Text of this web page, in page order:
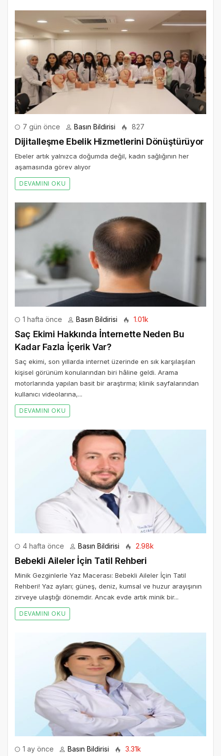
7 gün önce Basın Bildirisi 827
Dijitalleşme Ebelik Hizmetlerini Dönüştürüyor
Ebeler artık yalnızca doğumda değil, kadın sağlığının her
aşamasında görev alıyor
DEVAMINI OKU
1 hafta önce Basın Bildirisi 1.01k
Saç Ekimi Hakkında İnternette Neden Bu
Kadar Fazla İçerik Var?
Saç ekimi, son yıllarda internet üzerinde en sık karşılaşılan
kişisel görünüm konularından biri hâline geldi. Arama
motorlarında yapılan basit bir araştırma; klinik sayfalarından
kullanıcı videolarına,...
DEVAMINI OKU
4 hafta önce Basın Bildirisi 2.98k
Bebekli Aileler İçin Tatil Rehberi
Minik Gezginlerle Yaz Macerası: Bebekli Aileler İçin Tatil
Rehberi! Yaz ayları; güneş, deniz, kumsal ve huzur arayışının
zirveye ulaştığı dönemdir. Ancak evde artık minik bir...
DEVAMINI OKU
1 ay önce Basın Bildirisi 3.31k